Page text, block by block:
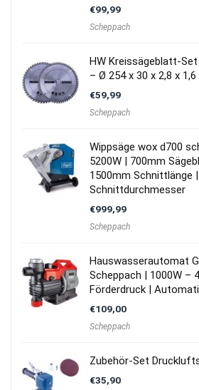
€99,99
Scheppach
HW Kreissägeblatt-
– Ø 254 x 30 x 2,8 x
€59,99
Scheppach
Wippsäge wox d700
5200W | 700mm
1500mm Schnittlänge
Schnittdurchmesser
€999,99
Scheppach
Hauswasserautomat
Scheppach | 1000W –
Förderdruck |
€109,00
Scheppach
Zubehör-Set
€35,90